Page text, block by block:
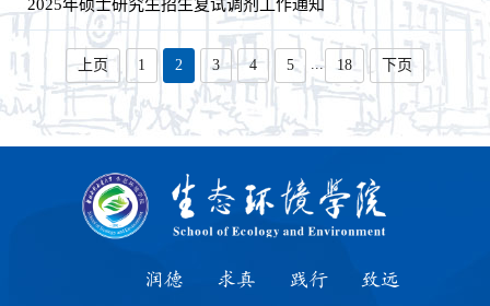
2025年硕士研究生招生复试调剂工作通知
上页 1 2 3 4 5 ... 18 下页
润德 求真 践行 致远